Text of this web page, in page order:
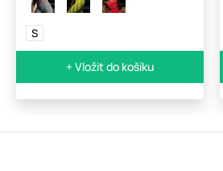
S
+ Vložit do košíku